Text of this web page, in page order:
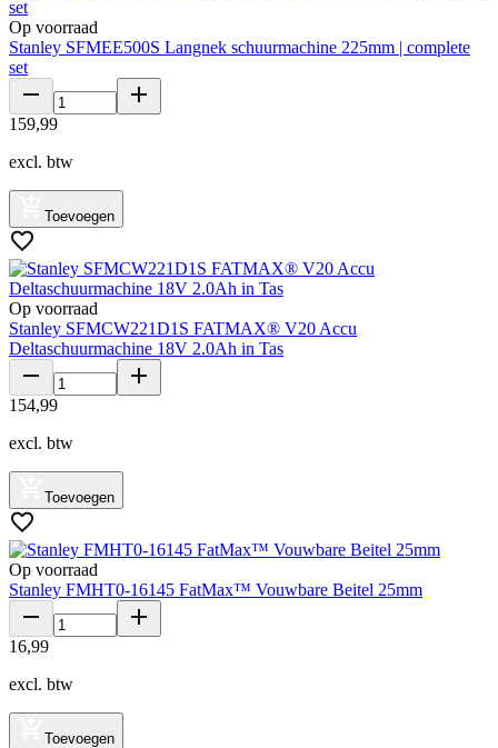
Op voorraad
Stanley SFMEE500S Langnek schuurmachine 225mm | complete
set
159,99
excl. btw
Toevoegen
Op voorraad
Stanley SFMCW221D1S FATMAX® V20 Accu
Deltaschuurmachine 18V 2.0Ah in Tas
154,99
excl. btw
Toevoegen
Op voorraad
Stanley FMHT0-16145 FatMax™ Vouwbare Beitel 25mm
16,99
excl. btw
Toevoegen